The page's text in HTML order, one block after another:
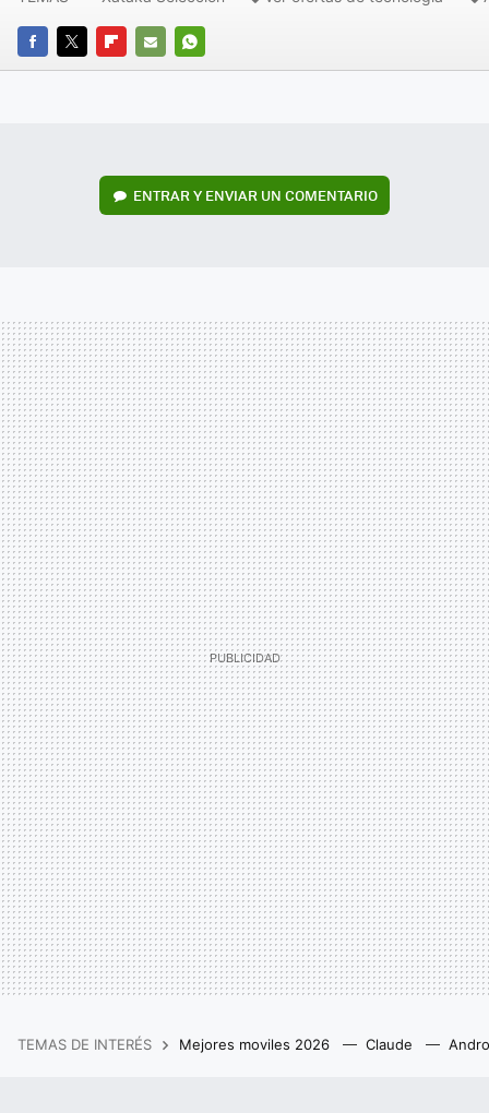
FACEBOOK
TWITTERFLIPBOARD
E-
WHATSAPP
ENTRAR Y ENVIAR UN COMENTARIO
TEMAS DE INTERÉS Mejores moviles 2026 Claude